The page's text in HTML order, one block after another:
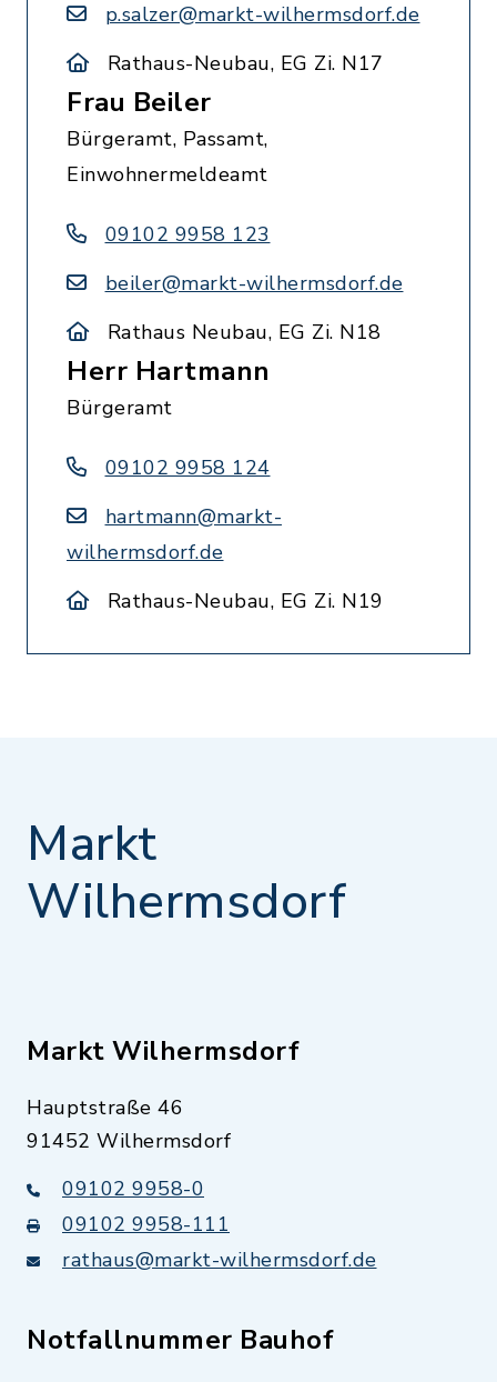
p.salzer@markt-wilhermsdorf.de
Rathaus-Neubau, EG Zi. N17
Frau Beiler
Bürgeramt, Passamt,
Einwohnermeldeamt
09102 9958 123
beiler@markt-wilhermsdorf.de
Rathaus Neubau, EG Zi. N18
Herr Hartmann
Bürgeramt
09102 9958 124
hartmann@markt-
wilhermsdorf.de
Rathaus-Neubau, EG Zi. N19
Markt
Wilhermsdorf
Markt Wilhermsdorf
Hauptstraße 46
91452 Wilhermsdorf
09102 9958-0
09102 9958-111
rathaus@markt-wilhermsdorf.de
Notfallnummer Bauhof